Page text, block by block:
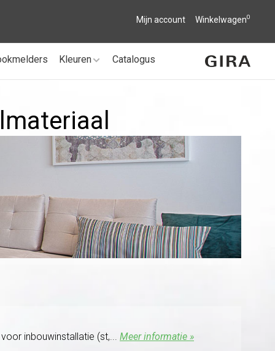
Mijn account Winkelwagen0
Kleuren Catalogus
inbouwinstallatie (st,... Meer informatie »